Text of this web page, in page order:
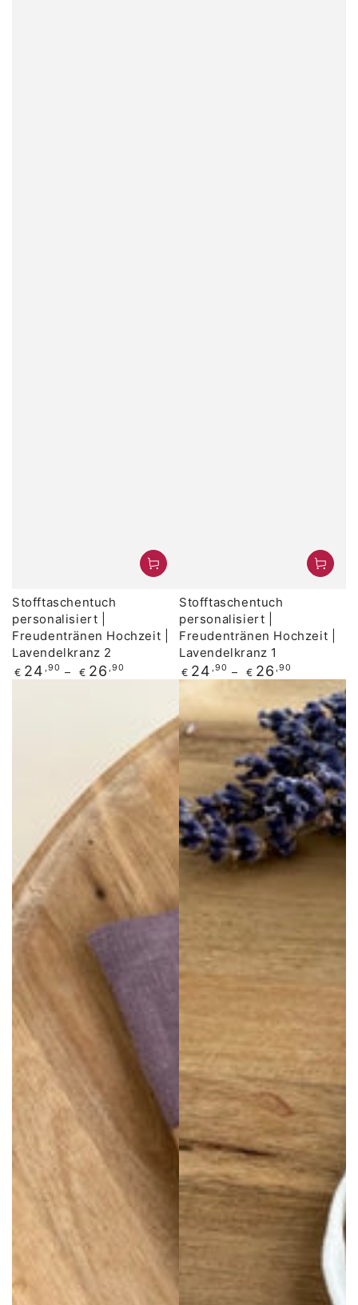
Stofftaschentuch
personalisiert |
Freudentränen Hochzeit |
Lavendelkranz 2
Regulärer
Preis
€ 24 ,90 € 26 ,90
Stofftaschentuch
personalisiert |
Freudentränen Hochzeit |
Lavendelkranz 1
Regulärer
Preis
€ 24 ,90 € 26 ,90